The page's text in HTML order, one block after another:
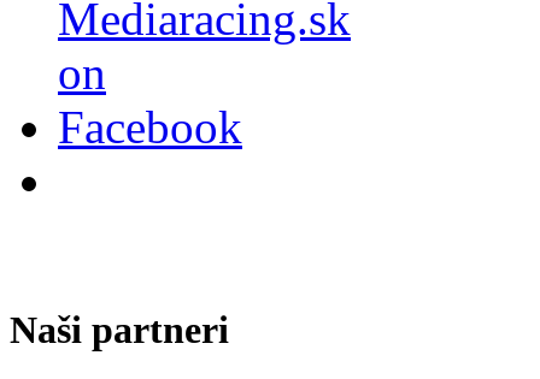
Naši partneri